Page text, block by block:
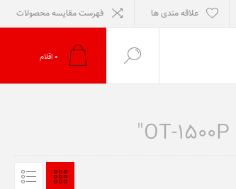
علاقه مندی ها فهرست مقایسه محصولات
0 اقلام